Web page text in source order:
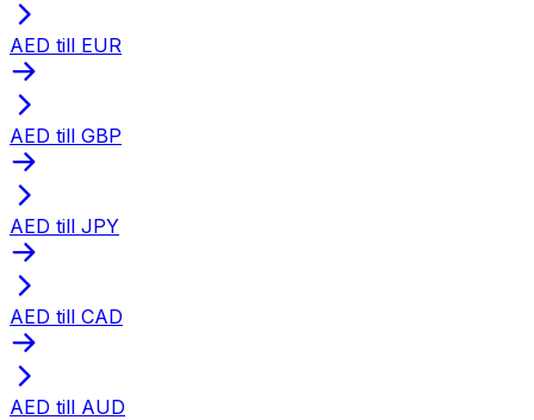
AED till EUR
AED till GBP
AED till JPY
AED till CAD
AED till AUD